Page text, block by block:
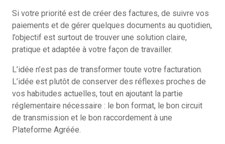
Si votre priorité est de créer des factures, de suivre vos
paiements et de gérer quelques documents au quotidien,
l’objectif est surtout de trouver une solution claire,
pratique et adaptée à votre façon de travailler.
L’idée n’est pas de transformer toute votre facturation.
L’idée est plutôt de conserver des réflexes proches de
vos habitudes actuelles, tout en ajoutant la partie
réglementaire nécessaire : le bon format, le bon circuit
de transmission et le bon raccordement à une
Plateforme Agréée.